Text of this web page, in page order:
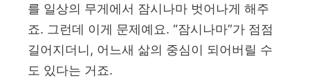
를 일상의 무게에서 잠시나마 벗어나게 해주
죠. 그런데 이게 문제예요. “잠시나마”가 점점
길어지더니, 어느새 삶의 중심이 되어버릴 수
도 있다는 거죠.